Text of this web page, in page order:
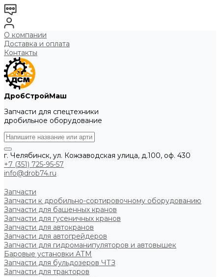
О компании
Доставка и оплата
Контакты
ДробСтройМаш
Запчасти для спецтехники
дробильное оборудование
г. Челябинск, ул. Кожзаводская улица, д.100, оф. 430
+7 (351) 725-95-57
info@drob74.ru
Запчасти
Запчасти к дробильно-сортировочному оборудованию
Запчасти для башенных кранов
Запчасти для гусеничных кранов
Запчасти для автокранов
Запчасти для автогрейдеров
Запчасти для гидроманипуляторов и автовышек
Баровые установки АТМ
Запчасти для бульдозеров ЧТЗ
Запчасти для тракторов